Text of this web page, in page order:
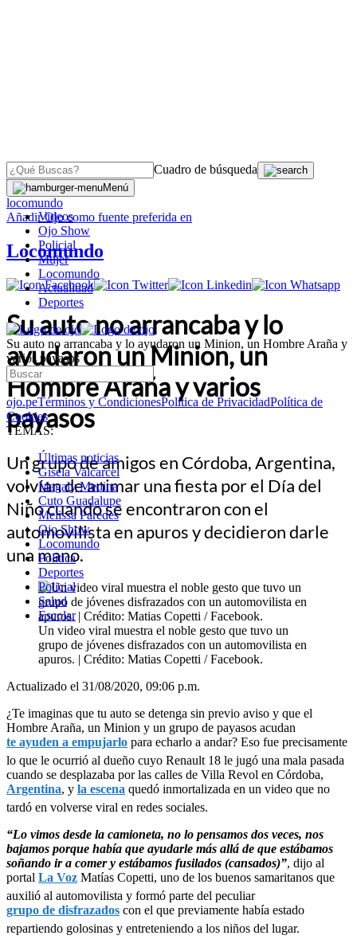
Cuadro de búsqueda
Menú
Videos
Ojo Show
Policial
Mujer
Locomundo
Actualidad
Deportes
Su auto no arrancaba y lo ayudaron un Minion, un Hombre Araña y
varios payasos
ojo.peTérminos y CondicionesPolítica de PrivacidadPolítica de
Cookies
TEMAS:
Últimas noticias
Gisela Valcarcel
Magaly Medina
Cuto Guadalupe
Melissa Paredes
Ojo Show
Locomundo
Política
Deportes
Policial
Salud
Escolar
OJO
locomundo
AñadirOjocomo fuente preferida en
Locomundo
Su auto no arrancaba y lo
ayudaron un Minion, un
Hombre Araña y varios
payasos
Un grupo de amigos en Córdoba, Argentina,
volvían de animar una fiesta por el Día del
Niño cuando se encontraron con el
automovilista en apuros y decidieron darle
una mano.
Un video viral muestra el noble gesto que tuvo un
grupo de jóvenes disfrazados con un automovilista en
apuros. | Crédito: Matias Copetti / Facebook.
Actualizado el 31/08/2020, 09:06 p.m.
¿Te imaginas que tu auto se detenga sin previo aviso y que el
Hombre Araña, un Minion y un grupo de payasos acudan
te ayuden a empujarlo para echarlo a andar? Eso fue precisamente
lo que le ocurrió al dueño cuyo Renault 18 le jugó una mala pasada
cuando se desplazaba por las calles de Villa Revol en Córdoba,
Argentina, y la escena quedó inmortalizada en un video que no
tardó en volverse viral en redes sociales.
“Lo vimos desde la camioneta, no lo pensamos dos veces, nos
bajamos porque había que ayudarle más allá de que estábamos
soñando ir a comer y estábamos fusilados (cansados)”, dijo al
portal La Voz Matías Copetti, uno de los buenos samaritanos que
auxilió al automovilista y formó parte del peculiar
grupo de disfrazados con el que previamente había estado
repartiendo golosinas y entreteniendo a los niños del lugar.